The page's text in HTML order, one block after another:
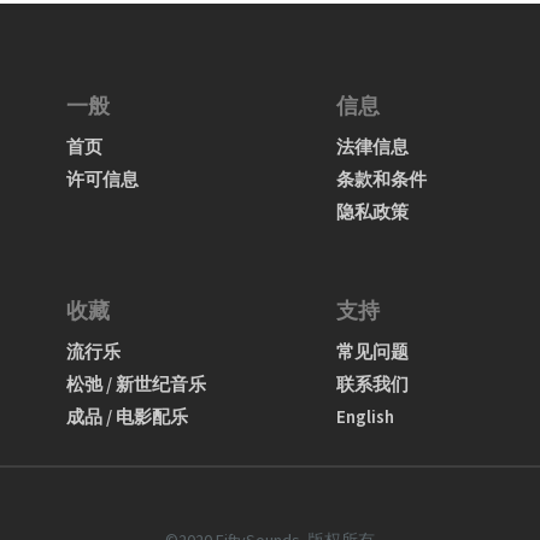
一般
首页
许可信息
信息
法律信息
条款和条件
隐私政策
收藏
流行乐
松弛 / 新世纪音乐
成品 / 电影配乐
支持
常见问题
联系我们
English